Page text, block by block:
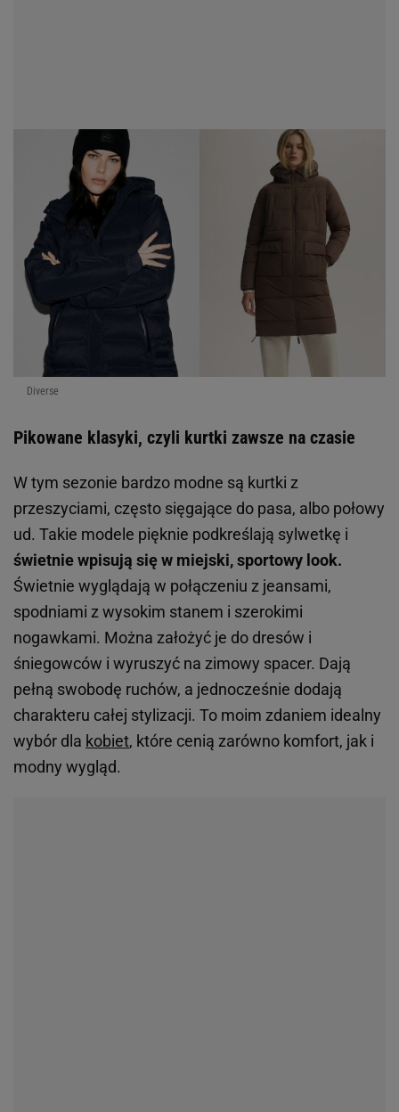
Diverse
Pikowane klasyki, czyli kurtki zawsze na czasie
W tym sezonie bardzo modne są kurtki z
przeszyciami, często sięgające do pasa, albo połowy
ud. Takie modele pięknie podkreślają sylwetkę i
świetnie wpisują się w miejski, sportowy look.
Świetnie wyglądają w połączeniu z jeansami,
spodniami z wysokim stanem i szerokimi
nogawkami. Można założyć je do dresów i
śniegowców i wyruszyć na zimowy spacer. Dają
pełną swobodę ruchów, a jednocześnie dodają
charakteru całej stylizacji. To moim zdaniem idealny
wybór dla kobiet, które cenią zarówno komfort, jak i
modny wygląd.